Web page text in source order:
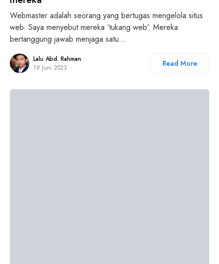
Webmaster adalah seorang yang bertugas mengelola situs
web. Saya menyebut mereka ‘tukang web’. Mereka
bertanggung jawab menjaga satu…
Lalu Abd. Rahman
19 Juni 2023
Read More